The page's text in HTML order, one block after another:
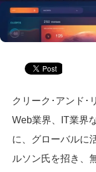
クリーク･アンド･
Web業界、IT業界
に、グローバルに
ルソン氏を招き、